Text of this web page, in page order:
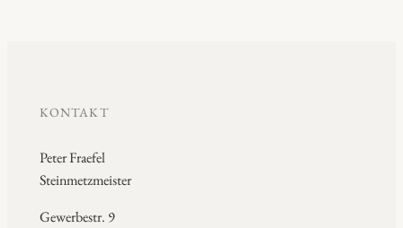
KONTAKT
Peter Fraefel
Steinmetzmeister
Gewerbestr. 9